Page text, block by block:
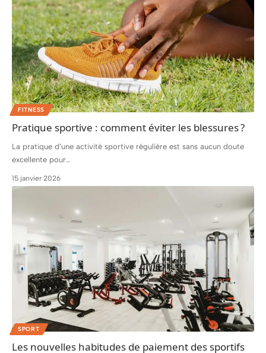
FITNESS
Pratique sportive : comment éviter les blessures ?
La pratique d’une activité sportive régulière est sans aucun doute
excellente pour…
15 janvier 2026
SPORT
Les nouvelles habitudes de paiement des sportifs